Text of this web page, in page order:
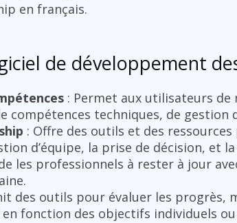
en français.
de développement
: Permet aux utilisateurs
compétences techniques, de
: Offre des outils et des
d’équipe, la prise de décision, et
les professionnels à rester à jour
des outils pour évaluer les progrès,
fonction des objectifs individuels